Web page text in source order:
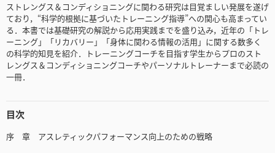
ストレングス＆コンディショニングに関わる研究は目覚ましい発展を遂げ
ており，“科学的根拠に基づいたトレーニング指導”への関心も高まってい
る．本書では基礎研究の解説から応用実践までを盛り込み，近年の「トレ
ーニング」「リカバリー」「身体に関わる情報の活用」に関する数多く
の科学的知見を紹介．トレーニングコーチを目指す学生からプロのスト
レングス＆コンディショニングコーチやパーソナルトレーナーまで必読の
一冊．
目次
序 章 アスレティックパフォーマンス向上のための戦略